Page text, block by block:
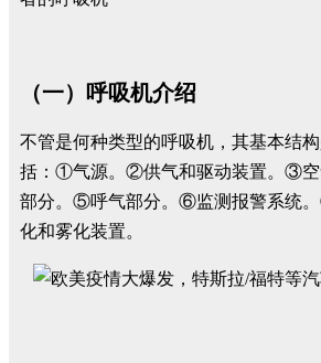
（一）呼吸机介绍
不管是何种类型的呼吸机，其基本结
括：①气源。②供气和驱动装置。③空
部分。⑤呼气部分。⑥监测报警系统
化和雾化装置。